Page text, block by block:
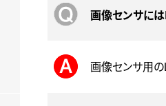
画像センサに
画像センサ用